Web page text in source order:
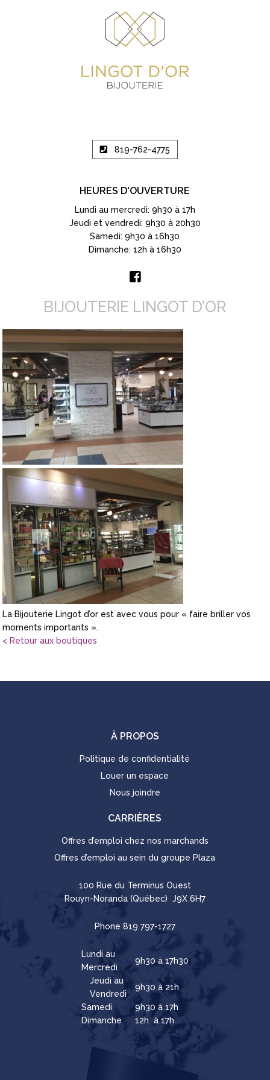
819-762-4775
HEURES D'OUVERTURE
Lundi au mercredi: 9h30 à 17h
Jeudi et vendredi: 9h30 à 20h30
Samedi: 9h30 à 16h30
Dimanche: 12h à 16h30
BIJOUTERIE LINGOT D’OR
La Bijouterie Lingot d’or est avec vous pour « faire briller vos
moments importants ».
< Retour aux boutiques
À PROPOS
Politique de confidentialité
Louer un espace
Nous joindre
CARRIÈRES
Offres d’emploi chez nos marchands
Offres d’emploi au sein du groupe Plaza
100 Rue du Terminus Ouest
Rouyn-Noranda (Québec) J9X 6H7
Phone 819 797-1727
Lundi au
Mercredi
9h30 à 17h30
Jeudi au
Vendredi
9h30 à 21h
Samedi
9h30 à 17h
Dimanche
12h à 17h